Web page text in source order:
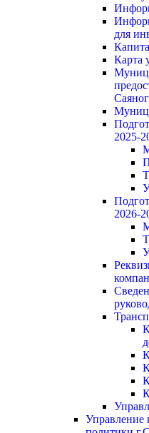
для
Карта
2025-
2026-
Управление